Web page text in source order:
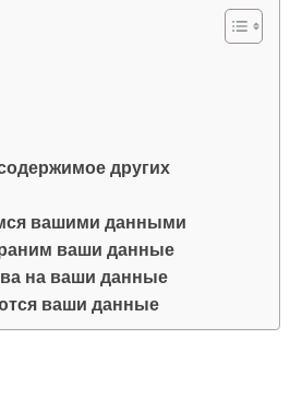
других
вашими данными
ваши данные
на ваши данные
ваши данные